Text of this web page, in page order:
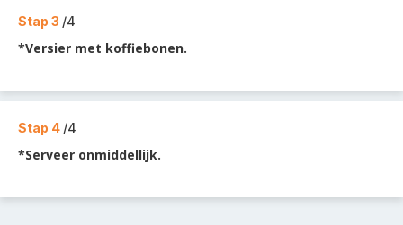
Stap 3 /4
*Versier met koffiebonen.
Stap 4 /4
*Serveer onmiddellijk.